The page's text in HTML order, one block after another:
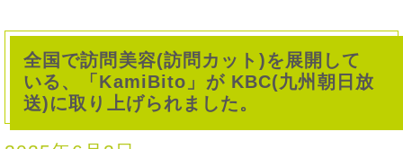
全国で訪問美容(訪問カット)を展開して
いる、「KamiBito」が KBC(九州朝日放
送)に取り上げられました。